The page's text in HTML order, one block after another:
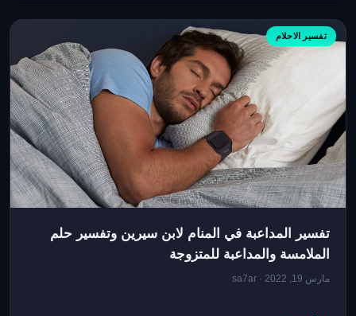
تفسير الاحلام
تفسير المداعبة في المنام لابن سيرين وتفسير حلم
الملامسة والمداعبة للمتزوجة
مارس 19, 2022 · sa7ar